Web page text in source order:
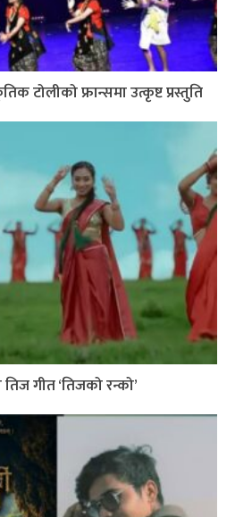
टोलीको फ्रान्समा उत्कृष्ट प्रस्तुति
गीत ‘तिजको रन्को’